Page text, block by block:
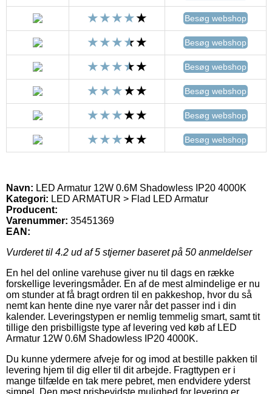
Besøg webshop
Besøg webshop
Besøg webshop
Besøg webshop
Besøg webshop
Besøg webshop
Navn: LED Armatur 12W 0.6M Shadowless IP20 4000K
Kategori: LED ARMATUR > Flad LED Armatur
Producent:
Varenummer: 35451369
EAN:
Vurderet til 4.2 ud af 5 stjerner baseret på 50 anmeldelser
En hel del online varehuse giver nu til dags en række
forskellige leveringsmåder. En af de mest almindelige er nu
om stunder at få bragt ordren til en pakkeshop, hvor du så
nemt kan hente dine nye varer når det passer ind i din
kalender. Leveringstypen er nemlig temmelig smart, samt tit
tillige den prisbilligste type af levering ved køb af LED
Armatur 12W 0.6M Shadowless IP20 4000K.
Du kunne ydermere afveje for og imod at bestille pakken til
levering hjem til dig eller til dit arbejde. Fragttypen er i
mange tilfælde en tak mere pebret, men endvidere yderst
simpel. Den mest prisbevidste mulighed for levering er